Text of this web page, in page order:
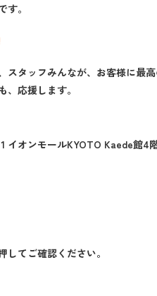
。
スタッフみんなが、お客様に最
、応援します。
イオンモールKYOTO Kaede館4
てご確認ください。